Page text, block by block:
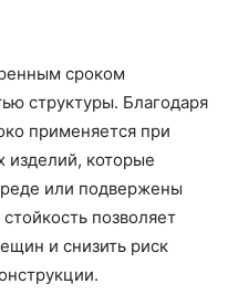
сроком
структуры. Благодаря
применяется при
изделий, которые
или подвержены
позволяет
и снизить риск